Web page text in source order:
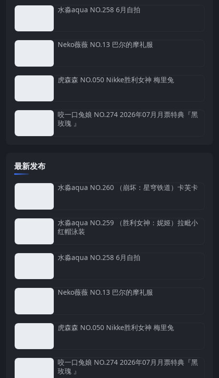
水淼aqua NO.258 6月自拍
Neko薇薇 NO.13 巴尔的摩礼服
虎森森 NO.050 Nikke胜利女神 梅里兔
咬一口兔娘 NO.274 2026年07月月票特典『黑
玫瑰 』
最新发布
水淼aqua NO.260 （崩坏：星穹铁道）卡芙卡
水淼aqua NO.259 （胜利女神：妮姬）拉毗小
红帽泳装
水淼aqua NO.258 6月自拍
Neko薇薇 NO.13 巴尔的摩礼服
虎森森 NO.050 Nikke胜利女神 梅里兔
咬一口兔娘 NO.274 2026年07月月票特典『黑
玫瑰 』